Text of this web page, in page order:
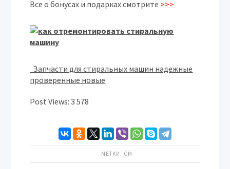
Все о бонусах и подарках смотрите >>>
Запчасти для стиральных машин надежные
проверенные новые
Post Views: 3 578
МЕТКИ: СМ